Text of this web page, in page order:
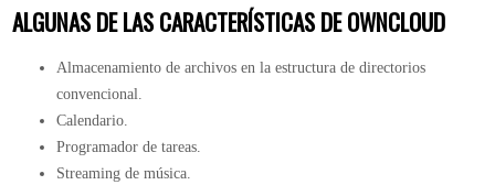
ALGUNAS DE LAS CARACTERÍSTICAS DE OWNCLOUD
Almacenamiento de archivos en la estructura de directorios
convencional.
Calendario.
Programador de tareas.
Streaming de música.